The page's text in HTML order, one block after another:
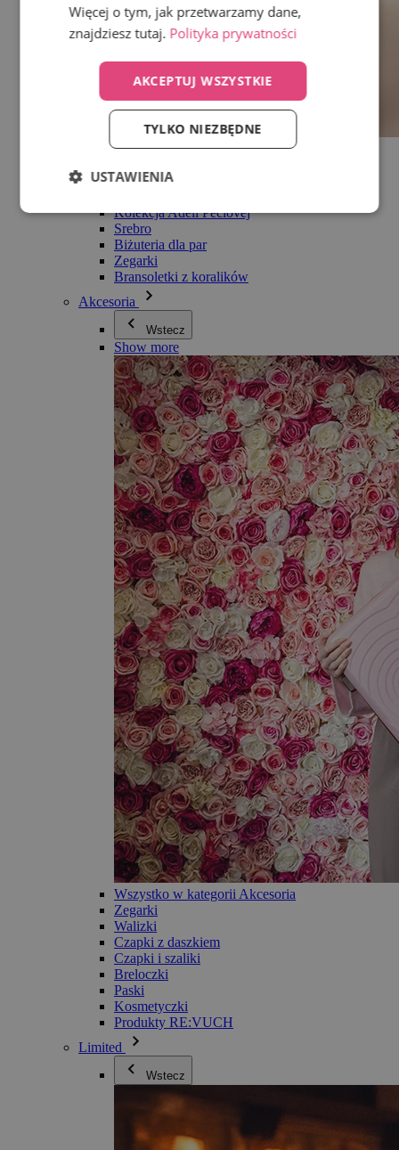
Wszystko w kategorii Biżuteria
Bransoletki
Kolekcja Adéli Pečlovej
Srebro
Biżuteria dla par
Zegarki
Bransoletki z koralików
Akcesoria
Wstecz
Show more
Wszystko w kategorii Akcesoria
Zegarki
Walizki
Czapki z daszkiem
Czapki i szaliki
Breloczki
Paski
Kosmetyczki
Produkty RE:VUCH
Limited
Wstecz
Więcej o tym, jak przetwarzamy dane,
znajdziesz tutaj. Polityka prywatności
AKCEPTUJ WSZYSTKIE
TYLKO NIEZBĘDNE
USTAWIENIA